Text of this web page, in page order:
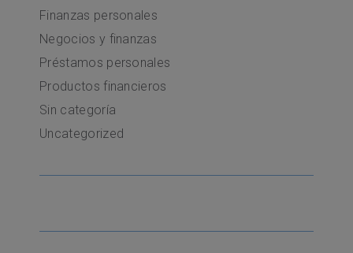
Finanzas personales
Negocios y finanzas
Préstamos personales
Productos financieros
Sin categoría
Uncategorized